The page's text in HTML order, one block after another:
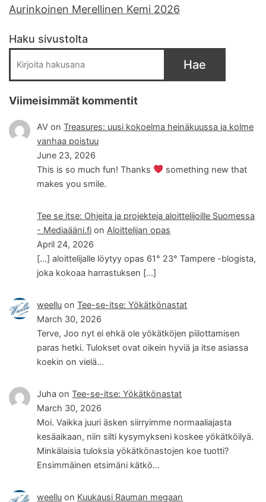
Aurinkoinen Merellinen Kemi 2026
Haku sivustolta
Hae
Viimeisimmät kommentit
AV onTreasures: uusi kokoelma heinäkuussa ja kolme
vanhaa poistuu
June 23, 2026
This is so much fun! Thanks
something new that
makes you smile.
Tee se itse: Ohjeita ja projekteja aloittelijoille Suomessa
- Mediaääni.fi on Aloittelijan opas
April 24, 2026
[…] aloittelijalle löytyy opas 61° 23° Tampere -blogista,
joka kokoaa harrastuksen […]
weellu onTee-se-itse: Yökätkönastat
March 30, 2026
Terve, Joo nyt ei ehkä ole yökätköjen piilottamisen
paras hetki. Tulokset ovat oikein hyviä ja itse asiassa
koekin on vielä…
Juha onTee-se-itse: Yökätkönastat
March 30, 2026
Moi. Vaikka juuri äsken siirryimme normaaliajasta
kesäaikaan, niin silti kysymykseni koskee yökätköilyä.
Minkälaisia tuloksia yökätkönastojen koe tuotti?
Ensimmäinen etsimäni kätkö…
weellu on Kuukausi Rauman megaan